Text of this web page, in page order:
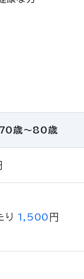
歳〜80歳
り 1,500 円